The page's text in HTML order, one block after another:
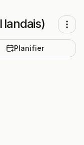
landais)
Planifier